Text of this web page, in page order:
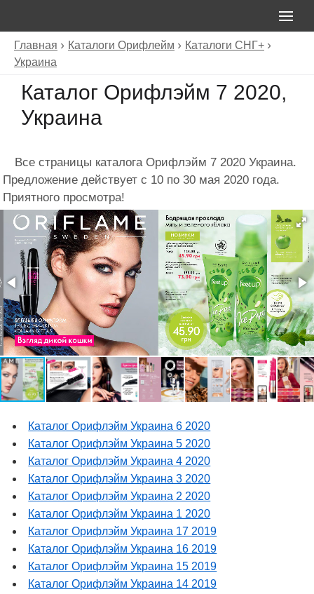
Главная Каталоги Орифлейм
Каталоги СНГ+
Украина
Каталог Орифлэйм 7 2020,
Украина
Все страницы каталога Орифлэйм 7 2020 Украина.
Предложение действует с 10 по 30 мая 2020 года.
Приятного просмотра!
Каталог Орифлэйм Украина 6 2020
Каталог Орифлэйм Украина 5 2020
Каталог Орифлэйм Украина 4 2020
Каталог Орифлэйм Украина 3 2020
Каталог Орифлэйм Украина 2 2020
Каталог Орифлэйм Украина 1 2020
Каталог Орифлэйм Украина 17 2019
Каталог Орифлэйм Украина 16 2019
Каталог Орифлэйм Украина 15 2019
Каталог Орифлэйм Украина 14 2019